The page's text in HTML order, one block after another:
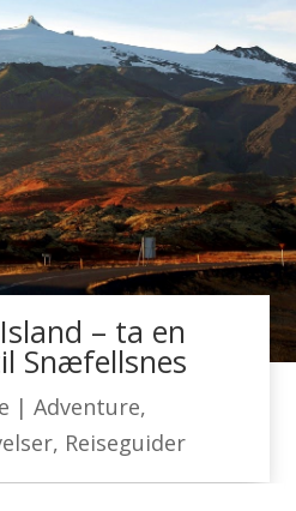
– ta en
Snæfellsnes
| Adventure,
, Reiseguider